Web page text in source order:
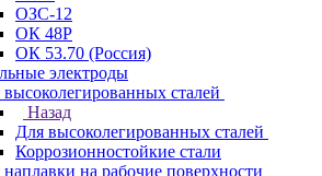
ОЗС-12
ОК 48Р
ОК 53.70 (Россия)
электроды
высоколегированных сталей
Назад
Для высоколегированных сталей
Коррозионностойкие стали
на рабочие поверхности